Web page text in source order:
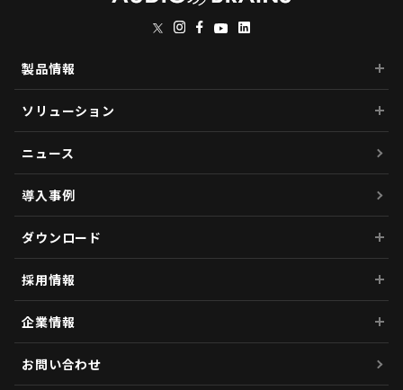
製品情報
ソリューション
ニュース
導入事例
ダウンロード
採用情報
企業情報
お問い合わせ